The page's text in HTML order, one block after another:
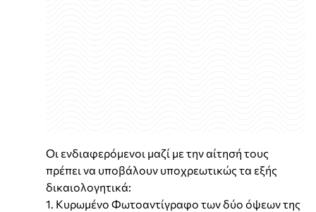
Οι ενδιαφερόμενοι μαζί με την αίτησή τους
πρέπει να υποβάλουν υποχρεωτικώς τα εξής
δικαιολογητικά:
1. Κυρωμένο Φωτοαντίγραφο των δύο όψεων της